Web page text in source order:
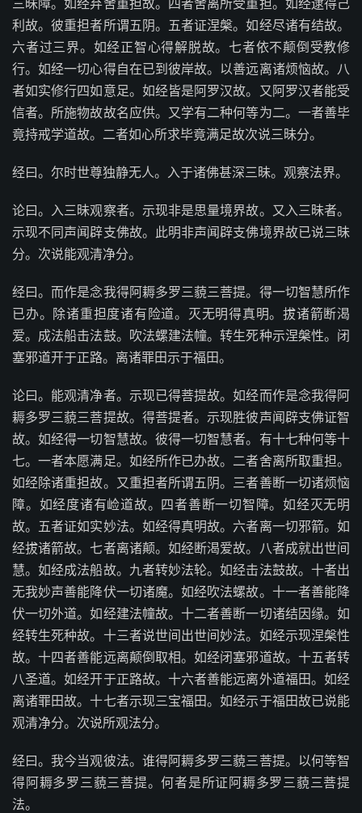
三昧障。如经弃舍重担故。四者舍离所受重担。如经逮得己
利故。彼重担者所谓五阴。五者证涅槃。如经尽诸有结故。
六者过三界。如经正智心得解脱故。七者依不颠倒受教修
行。如经一切心得自在已到彼岸故。以善远离诸烦恼故。八
者如实修行四如意足。如经皆是阿罗汉故。又阿罗汉者能受
信者。所施物故故名应供。又学有二种何等为二。一者善毕
竟持戒学道故。二者如心所求毕竟满足故次说三昧分。
经曰。尔时世尊独静无人。入于诸佛甚深三昧。观察法界。
论曰。入三昧观察者。示现非是思量境界故。又入三昧者。
示现不同声闻辟支佛故。此明非声闻辟支佛境界故已说三昧
分。次说能观清净分。
经曰。而作是念我得阿耨多罗三藐三菩提。得一切智慧所作
已办。除诸重担度诸有险道。灭无明得真明。拔诸箭断渴
爱。成法船击法鼓。吹法螺建法幢。转生死种示涅槃性。闭
塞邪道开于正路。离诸罪田示于福田。
论曰。能观清净者。示现已得菩提故。如经而作是念我得阿
耨多罗三藐三菩提故。得菩提者。示现胜彼声闻辟支佛证智
故。如经得一切智慧故。彼得一切智慧者。有十七种何等十
七。一者本愿满足。如经所作已办故。二者舍离所取重担。
如经除诸重担故。又重担者所谓五阴。三者善断一切诸烦恼
障。如经度诸有崄道故。四者善断一切智障。如经灭无明
故。五者证如实妙法。如经得真明故。六者离一切邪箭。如
经拔诸箭故。七者离诸颠。如经断渴爱故。八者成就出世间
慧。如经成法船故。九者转妙法轮。如经击法鼓故。十者出
无我妙声善能降伏一切诸魔。如经吹法螺故。十一者善能降
伏一切外道。如经建法幢故。十二者善断一切诸结因缘。如
经转生死种故。十三者说世间出世间妙法。如经示现涅槃性
故。十四者善能远离颠倒取相。如经闭塞邪道故。十五者转
八圣道。如经开于正路故。十六者善能远离外道福田。如经
离诸罪田故。十七者示现三宝福田。如经示于福田故已说能
观清净分。次说所观法分。
经曰。我今当观彼法。谁得阿耨多罗三藐三菩提。以何等智
得阿耨多罗三藐三菩提。何者是所证阿耨多罗三藐三菩提
法。